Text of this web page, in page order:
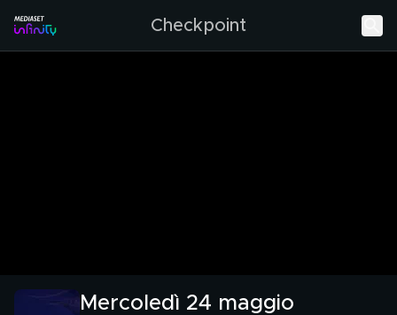
Checkpoint
Mercoledì 24 maggio